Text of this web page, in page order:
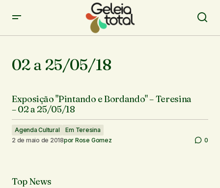
02 a 25/05/18
Exposição "Pintando e Bordando" – Teresina
– 02 a 25/05/18
Agenda Cultural
Em Teresina
2 de maio de 2018por Rose Gomez 0
Top News